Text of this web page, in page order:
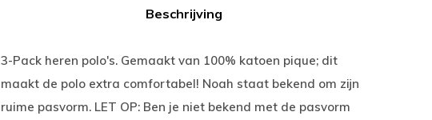
Beschrijving
3-Pack heren polo's. Gemaakt van 100% katoen pique; dit
maakt de polo extra comfortabel! Noah staat bekend om zijn
ruime pasvorm. LET OP: Ben je niet bekend met de pasvorm